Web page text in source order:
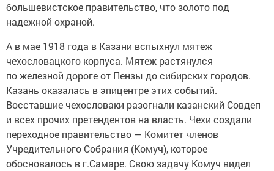
большевистское правительство, что золото под
надежной охраной.
А в мае 1918 года в Казани вспыхнул мятеж
чехословацкого корпуса. Мятеж растянулся
по железной дороге от Пензы до сибирских городов.
Казань оказалась в эпицентре этих событий.
Восставшие чехословаки разогнали казанский Совдеп
и всех прочих претендентов на власть. Чехи создали
переходное правительство — Комитет членов
Учредительного Собрания (Комуч), которое
обосновалось в г.Самаре. Свою задачу Комуч видел